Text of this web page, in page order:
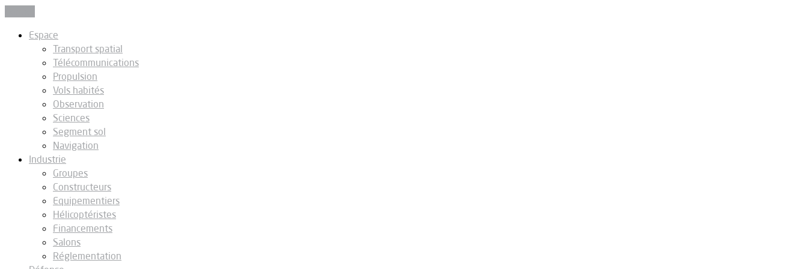
Espace
Transport spatial
Télécommunications
Propulsion
Vols habités
Observation
Sciences
Segment sol
Navigation
Industrie
Groupes
Constructeurs
Equipementiers
Hélicoptéristes
Financements
Salons
Réglementation